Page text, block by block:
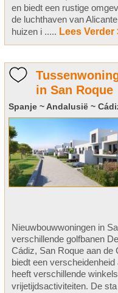
en biedt een rustige
de luchthaven van
huizen i ..... Lees Verder
in San Roque
Spanje ~ Andalusië ~
Nieuwbouwwoningen in
verschillende golfbanen
Cádiz, San Roque aan de
biedt een
heeft verschillende
vrijetijdsactiviteiten. De sta